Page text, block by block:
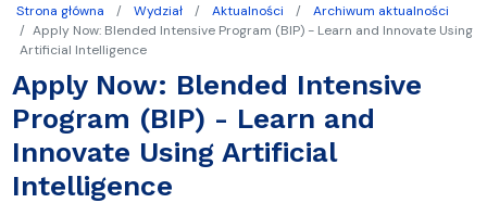
Strona główna Wydział Aktualności
Archiwum aktualności
Apply Now: Blended Intensive Program (BIP) - Learn and Innovate Using
Artificial Intelligence
Apply Now: Blended Intensive
Program (BIP) - Learn and
Innovate Using Artificial
Intelligence